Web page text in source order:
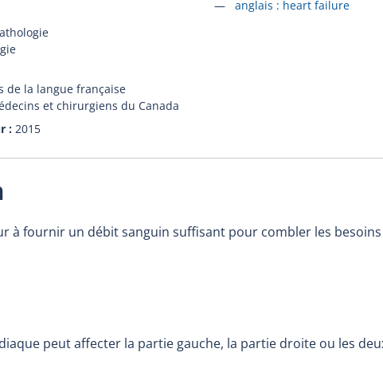
de la langue française
et chirurgiens du Canada
2015
Accéder à la fiche en
anglais : heart failure
à fournir un débit sanguin suffisant pour combler les
peut affecter la partie gauche, la partie droite ou les